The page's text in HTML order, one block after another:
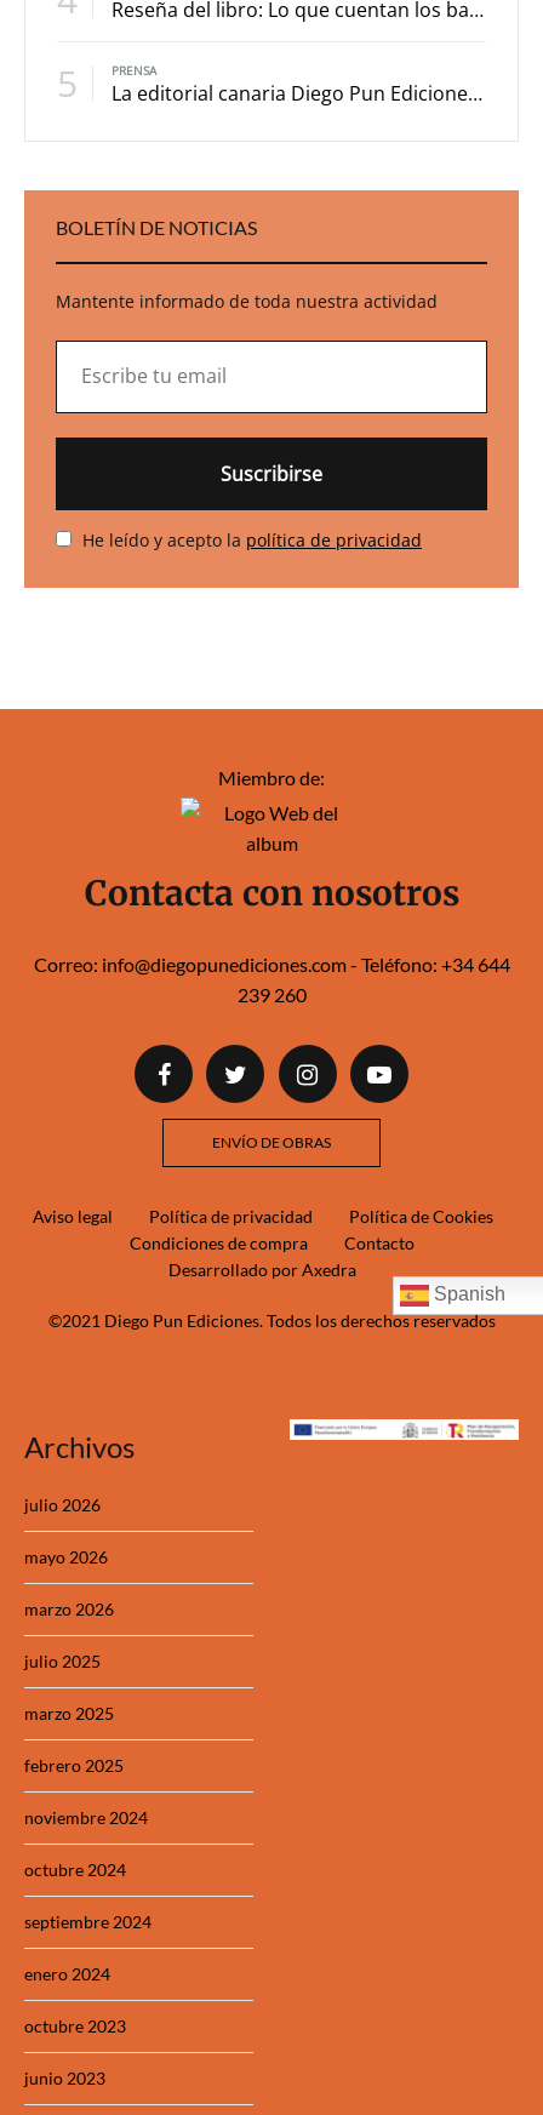
Reseña del libro: Lo que cuentan los barrancos
5 PRENSA
La editorial canaria Diego Pun Ediciones, premiada a nivel internacional con su libro ‘Caperucita roja (primero sueño)’
BOLETÍN DE NOTICIAS
Mantente informado de toda nuestra actividad
He leído y acepto la política de privacidad
Miembro de:
Contacta con nosotros
Correo: info@diegopunediciones.com- Teléfono: +34 644
239 260‬‬
ENVÍO DE OBRAS
©2021 Diego Pun Ediciones. Todos los derechos reservados
Aviso legal Política de privacidad
Política de Cookies
Condiciones de compra
Contacto
Desarrollado por Axedra
Spanish
Archivos
julio 2026
mayo 2026
marzo 2026
julio 2025
marzo 2025
febrero 2025
noviembre 2024
octubre 2024
septiembre 2024
enero 2024
octubre 2023
junio 2023